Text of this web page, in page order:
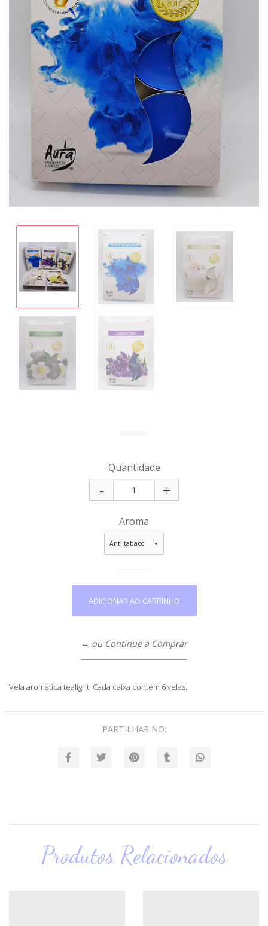
Quantidade
+
-
Aroma
← ou Continue a Comprar
Vela aromática tealight. Cada caixa contém 6 velas.
PARTILHAR NO:
Produtos Relacionados